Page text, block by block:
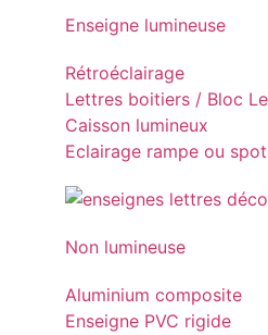
Enseigne lumineuse
Rétroéclairage
Lettres boitiers / Bloc
Caisson lumineux
Eclairage rampe ou
Non lumineuse
Aluminium composite
Enseigne PVC rigide